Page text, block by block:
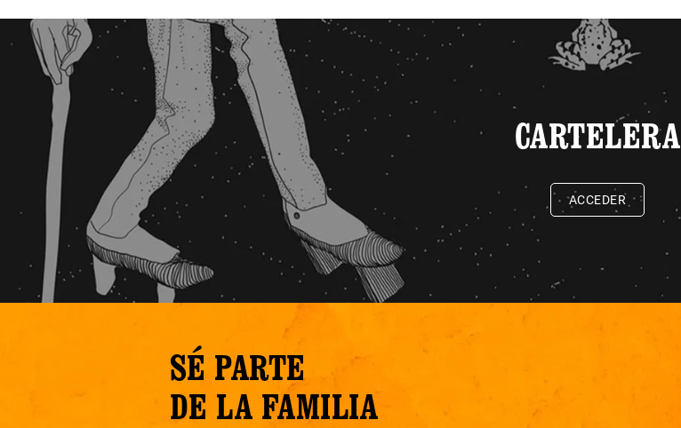
CARTELERA
ACCEDER
SÉ PARTE
DE LA FAMILIA